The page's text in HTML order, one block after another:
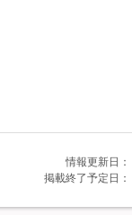
情報更新日：
掲載終了予定日：